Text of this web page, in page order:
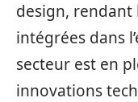
design, rendant
intégrées dans
secteur est en
innovations